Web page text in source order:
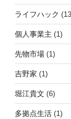
ライフハック
個人事業主 (1)
先物市場 (1)
吉野家 (1)
堀江貴文 (6)
多拠点生活 (1)